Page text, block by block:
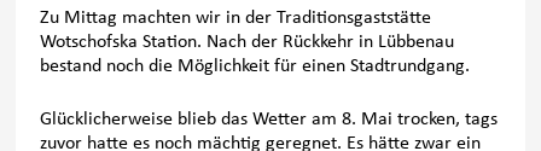
Zu Mittag machten wir in der Traditionsgaststätte
Wotschofska Station. Nach der Rückkehr in Lübbenau
bestand noch die Möglichkeit für einen Stadtrundgang.
Glücklicherweise blieb das Wetter am 8. Mai trocken, tags
zuvor hatte es noch mächtig geregnet. Es hätte zwar ein